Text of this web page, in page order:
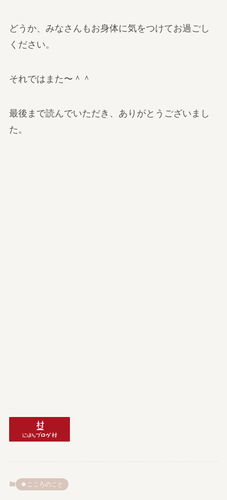
どうか、みなさんもお身体に気をつけてお過ごし
ください。
それではまた〜＾＾
最後まで読んでいただき、ありがとうございまし
た。
🍀こころのこと